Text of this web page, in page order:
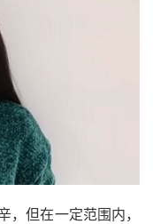
，但在一定范围内，